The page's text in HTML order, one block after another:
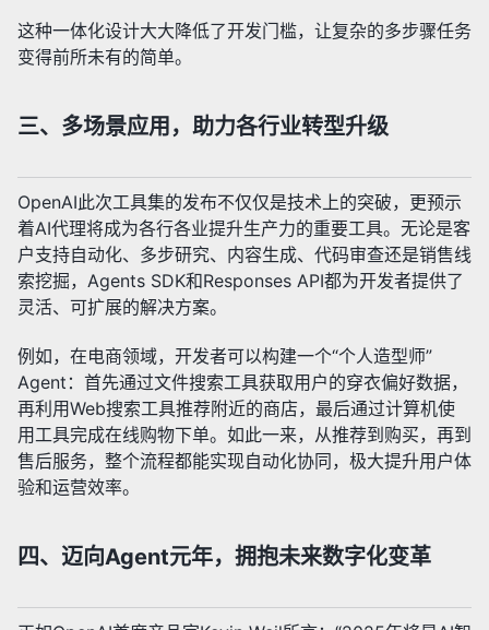
这种一体化设计大大降低了开发门槛，让复杂的多步骤任务
变得前所未有的简单。
三、多场景应用，助力各行业转型升级
OpenAI此次工具集的发布不仅仅是技术上的突破，更预示
着AI代理将成为各行各业提升生产力的重要工具。无论是客
户支持自动化、多步研究、内容生成、代码审查还是销售线
索挖掘，Agents SDK和Responses API都为开发者提供了
灵活、可扩展的解决方案。
例如，在电商领域，开发者可以构建一个“个人造型师”
Agent：首先通过文件搜索工具获取用户的穿衣偏好数据，
再利用Web搜索工具推荐附近的商店，最后通过计算机使
用工具完成在线购物下单。如此一来，从推荐到购买，再到
售后服务，整个流程都能实现自动化协同，极大提升用户体
验和运营效率。
四、迈向Agent元年，拥抱未来数字化变革